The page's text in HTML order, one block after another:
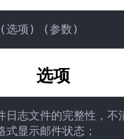
选项
志文件的完整性，不
显示邮件状态；